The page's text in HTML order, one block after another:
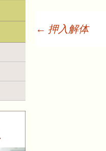
← 押入解体